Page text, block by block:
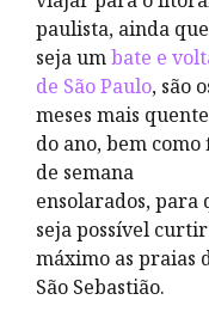
paulista, ainda que
seja umbate e
de São Paulo, são
meses mais
do ano, bem como
de semana
ensolarados, para
seja possível
máximo as praias
São Sebastião.